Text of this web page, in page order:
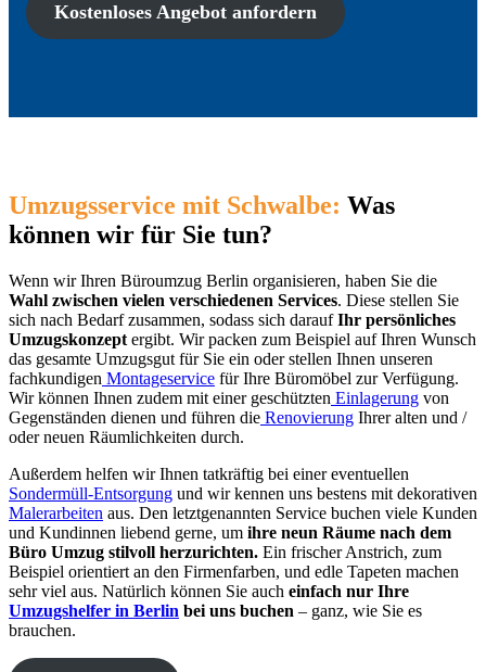
Kostenloses Angebot anfordern
Umzugsservice mit Schwalbe: Was
können wir für Sie tun?
Wenn wir Ihren Büroumzug Berlin organisieren, haben Sie die
Wahl zwischen vielen verschiedenen Services. Diese stellen Sie
sich nach Bedarf zusammen, sodass sich daraufIhr persönliches
Umzugskonzept ergibt. Wir packen zum Beispiel auf Ihren Wunsch
das gesamte Umzugsgut für Sie ein oder stellen Ihnen unseren
fachkundigen Montageservice für Ihre Büromöbel zur Verfügung.
Wir können Ihnen zudem mit einer geschützten Einlagerung von
Gegenständen dienen und führen die Renovierung Ihrer alten und /
oder neuen Räumlichkeiten durch.
Außerdem helfen wir Ihnen tatkräftig bei einer eventuellen
Sondermüll-Entsorgung und wir kennen uns bestens mit dekorativen
Malerarbeiten aus. Den letztgenannten Service buchen viele Kunden
und Kundinnen liebend gerne, um ihre neun Räume nach dem
Büro Umzug stilvoll herzurichten. Ein frischer Anstrich, zum
Beispiel orientiert an den Firmenfarben, und edle Tapeten machen
sehr viel aus. Natürlich können Sie auch einfach nur Ihre
Umzugshelfer in Berlin bei uns buchen – ganz, wie Sie es
brauchen.